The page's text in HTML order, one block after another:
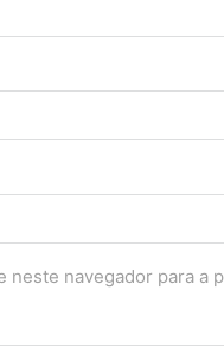
neste navegador para a